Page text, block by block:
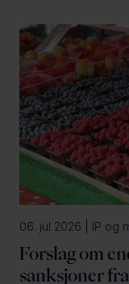
06. jul 2026 | IP og
Forslag om
sanksjoner